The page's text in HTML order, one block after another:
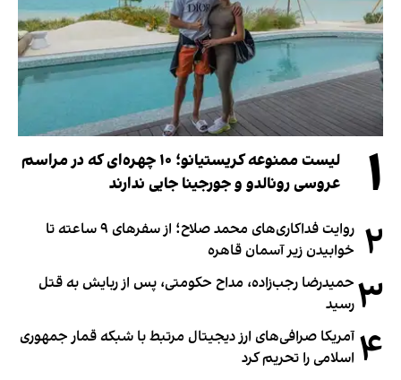
۱
لیست ممنوعه کریستیانو؛ ۱۰ چهره‌ای که در مراسم
عروسی رونالدو و جورجینا جایی ندارند
۲
روایت فداکاری‌های محمد صلاح؛ از سفرهای ۹ ساعته تا
خوابیدن زیر آسمان قاهره
۳ حمیدرضا رجب‌زاده، مداح حکومتی، پس از ربایش به قتل
رسید
۴ آمریکا صرافی‌های ارز دیجیتال مرتبط با شبکه قمار جمهوری
اسلامی را تحریم کرد